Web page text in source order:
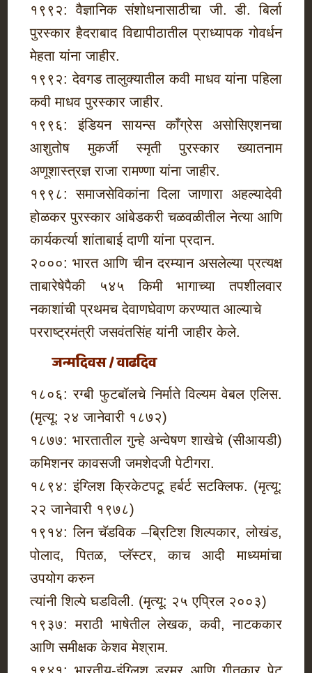
१९९२: वैज्ञानिक संशोधनासाठीचा जी. डी. बिर्ला
पुरस्कार हैदराबाद विद्यापीठातील प्राध्यापक गोवर्धन
मेहता यांना जाहीर.
१९९२: देवगड तालुक्यातील कवी माधव यांना पहिला
कवी माधव पुरस्कार जाहीर.
१९९६: इंडियन सायन्स काँग्रेस असोसिएशनचा
आशुतोष मुकर्जी स्मृती पुरस्कार ख्यातनाम
अणूशास्त्रज्ञ राजा रामण्णा यांना जाहीर.
१९९८: समाजसेविकांना दिला जाणारा अहल्यादेवी
होळकर पुरस्कार आंबेडकरी चळवळीतील नेत्या आणि
कार्यकर्त्या शांताबाई दाणी यांना प्रदान.
२०००: भारत आणि चीन दरम्यान असलेल्या प्रत्यक्ष
ताबारेषेपैकी ५४५ किमी भागाच्या तपशीलवार
नकाशांची प्रथमच देवाणघेवाण करण्यात आल्याचे
परराष्ट्रमंत्री जसवंतसिंह यांनी जाहीर केले.
जन्मदिवस / वाढदिव
१८०६: रग्बी फुटबॉलचे निर्माते विल्यम वेबल एलिस.
(मृत्यू: २४ जानेवारी १८७२)
१८७७: भारतातील गुन्हे अन्वेषण शाखेचे (सीआयडी)
कमिशनर कावसजी जमशेदजी पेटीगरा.
१८९४: इंग्लिश क्रिकेटपटू हर्बर्ट सटक्लिफ. (मृत्यू:
२२ जानेवारी १९७८)
१९१४: लिन चॅडविक –ब्रिटिश शिल्पकार, लोखंड,
पोलाद, पितळ, प्लॅस्टर, काच आदी माध्यमांचा
उपयोग करुन
त्यांनी शिल्पे घडविली. (मृत्यू: २५ एप्रिल २००३)
१९३७: मराठी भाषेतील लेखक, कवी, नाटककार
आणि समीक्षक केशव मेश्राम.